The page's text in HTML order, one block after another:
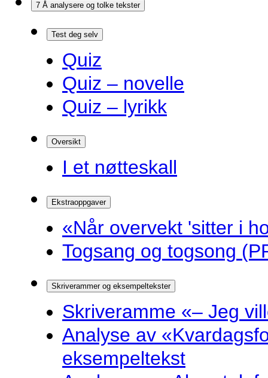
7 Å analysere og tolke tekster
Test deg selv
Quiz
Quiz – novelle
Quiz – lyrikk
Oversikt
I et nøtteskall
Ekstraoppgaver
«Når overvekt 'sitter i
Togsang og togsong
Skriverammer og eksempeltekster
Skriveramme «– Jeg
Analyse av
eksempeltekst